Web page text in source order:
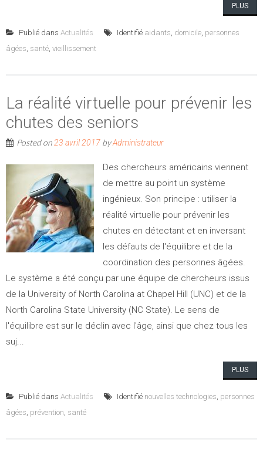
PLUS
Publié dans Actualités Identifié aidants, domicile, personnes
âgées, santé, vieillissement
La réalité virtuelle pour prévenir les
chutes des seniors
Posted on23 avril 2017 byAdministrateur
Des chercheurs américains viennent
de mettre au point un système
ingénieux. Son principe : utiliser la
réalité virtuelle pour prévenir les
chutes en détectant et en inversant
les défauts de l'équilibre et de la
coordination des personnes âgées.
Le système a été conçu par une équipe de chercheurs issus
de la University of North Carolina at Chapel Hill (UNC) et de la
North Carolina State University (NC State). Le sens de
l'équilibre est sur le déclin avec l'âge, ainsi que chez tous les
suj...
PLUS
Publié dans Actualités Identifié nouvelles technologies, personnes
âgées, prévention, santé